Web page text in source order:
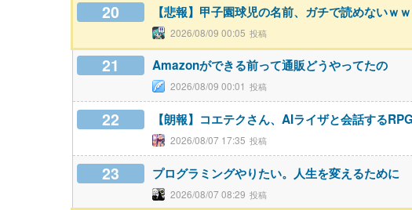
20 【悲報】甲子園球児の名前、ガチで読めないｗ
2026/08/09 00:05
21 Amazonができる前って通販どうやってたの
2026/08/09 00:01
22 【朗報】コエテクさん、AIライザと会話する
2026/08/07 17:35
23 プログラミングやりたい。人生を変えるために
2026/08/07 08:29